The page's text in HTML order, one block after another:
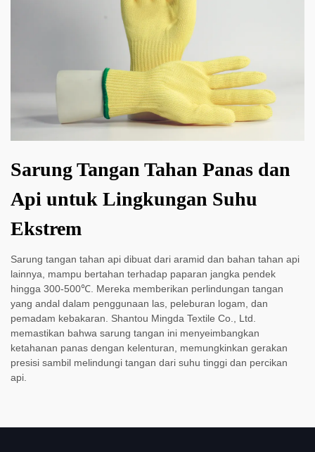
Sarung Tangan Tahan Panas dan
Api untuk Lingkungan Suhu
Ekstrem
Sarung tangan tahan api dibuat dari aramid dan bahan tahan api
lainnya, mampu bertahan terhadap paparan jangka pendek
hingga 300-500℃. Mereka memberikan perlindungan tangan
yang andal dalam penggunaan las, peleburan logam, dan
pemadam kebakaran. Shantou Mingda Textile Co., Ltd.
memastikan bahwa sarung tangan ini menyeimbangkan
ketahanan panas dengan kelenturan, memungkinkan gerakan
presisi sambil melindungi tangan dari suhu tinggi dan percikan
api.